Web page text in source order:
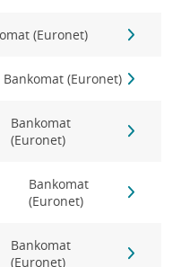
(Euronet)
Bankomat (Euronet)
Bankomat
(Euronet)
Bankomat
(Euronet)
Bankomat
(Euronet)